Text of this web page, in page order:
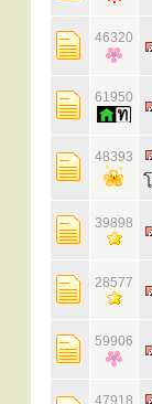
46320
61950
48393
39898
28577
59906
47918